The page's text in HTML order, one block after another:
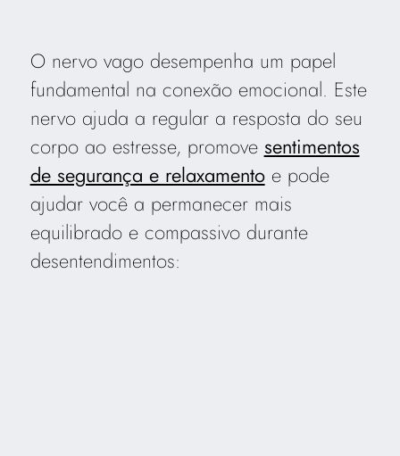
O nervo vago desempenha um papel
fundamental na conexão emocional. Este
nervo ajuda a regular a resposta do seu
corpo ao estresse, promove sentimentos
de segurança e relaxamentoe pode
ajudar você a permanecer mais
equilibrado e compassivo durante
desentendimentos: